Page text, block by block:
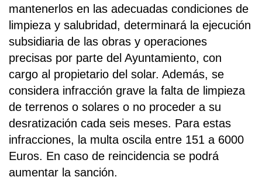
mantenerlos en las adecuadas condiciones de
limpieza y salubridad, determinará la ejecución
subsidiaria de las obras y operaciones
precisas por parte del Ayuntamiento, con
cargo al propietario del solar. Además, se
considera infracción grave la falta de limpieza
de terrenos o solares o no proceder a su
desratización cada seis meses. Para estas
infracciones, la multa oscila entre 151 a 6000
Euros. En caso de reincidencia se podrá
aumentar la sanción.